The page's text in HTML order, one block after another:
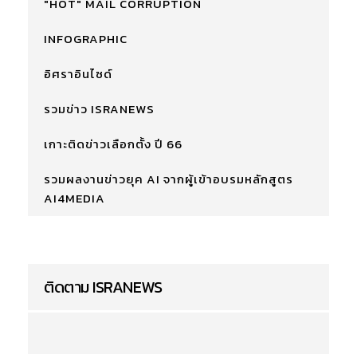
INFOGRAPHIC
อิศราอินไซด์
รวมข่าว ISRANEWS
เกาะติดข่าวเลือกตั้ง ปี 66
รวมผลงานข่าวยุค AI จากผู้เข้าอบรมหลักสูตร
AI4MEDIA
ติดตาม ISRANEWS